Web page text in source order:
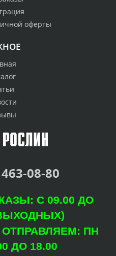
оферты
08-80
С 09.00 ДО
ПН
ДО 18.00